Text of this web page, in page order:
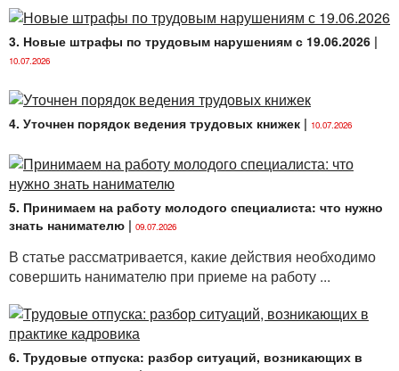
3. Новые штрафы по трудовым нарушениям с 19.06.2026 |
10.07.2026
4. Уточнен порядок ведения трудовых книжек | 10.07.2026
5. Принимаем на работу молодого специалиста: что нужно
знать нанимателю | 09.07.2026
В статье рассматривается, какие действия необходимо
совершить нанимателю при приеме на работу ...
6. Трудовые отпуска: разбор ситуаций, возникающих в